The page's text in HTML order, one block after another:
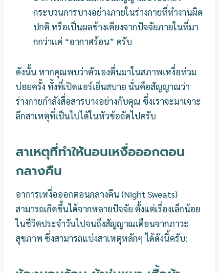
กระบวนการบางอย่างภายในร่างกายที่ทำงานผิด
ปกติ หรือเป็นผลข้างเคียงจากปัจจัยภายในที่มา
กกว่าแค่ “อากาศร้อน” ครับ
ดังนั้น หากคุณพบว่าตัวเองตื่นมาในสภาพเหงื่อท่วม
บ่อยครั้ง ทั้งที่เปิดแอร์เย็นสบาย นั่นคือสัญญาณว่า
ร่างกายกำลังสื่อสารบางอย่างกับคุณ ซึ่งเราจะมาเจาะ
ลึกสาเหตุที่เป็นไปได้ในหัวข้อถัดไปครับ
สาเหตุที่ทำให้นอนเหงื่อออกตอน
กลางคืน
อาการเหงื่อออกตอนกลางคืน (Night Sweats)
สามารถเกิดขึ้นได้จากหลายปัจจัย ตั้งแต่เรื่องเล็กน้อย
ในชีวิตประจำวันไปจนถึงสัญญาณเตือนจากภาวะ
สุขภาพ ซึ่งสามารถแบ่งสาเหตุหลักๆ ได้ดังนี้ครับ: